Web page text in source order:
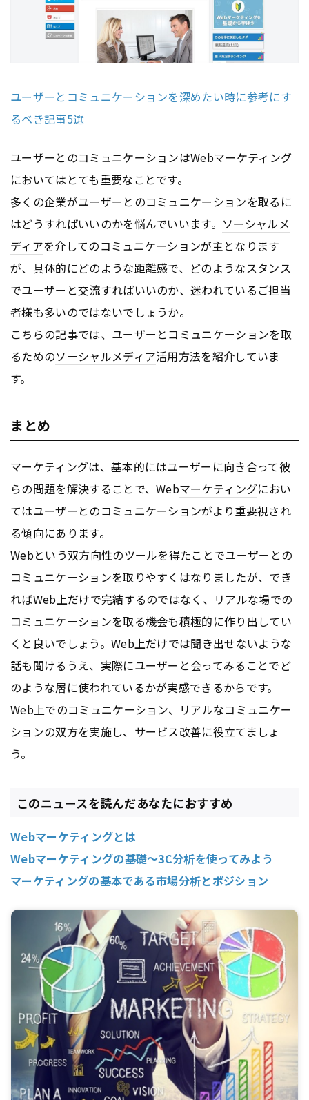
ユーザーとコミュニケーションを深めたい時に参考にす
るべき記事5選
ユーザーとのコミュニケーションはWebマーケティング
においてはとても重要なことです。
多くの企業がユーザーとのコミュニケーションを取るに
はどうすればいいのかを悩んでいいます。 ソーシャルメ
ディアを介してのコミュニケーションが主となります
が、具体的にどのような距離感で、どのようなスタンス
でユーザーと交流すればいいのか、迷われているご担当
者様も多いのではないでしょうか。
こちらの記事では、ユーザーとコミュニケーションを取
るためのソーシャルメディア活用方法を紹介していま
す。
まとめ
マーケティングは、基本的にはユーザーに向き合って彼
らの問題を解決することで、Webマーケティングにおい
てはユーザーとのコミュニケーションがより重要視され
る傾向にあります。
Webという双方向性のツールを得たことでユーザーとの
コミュニケーションを取りやすくはなりましたが、でき
ればWeb上だけで完結するのではなく、リアルな場での
コミュニケーションを取る機会も積極的に作り出してい
くと良いでしょう。Web上だけでは聞き出せないような
話も聞けるうえ、実際にユーザーと会ってみることでど
のような層に使われているかが実感できるからです。
Web上でのコミュニケーション、リアルなコミュニケー
ションの双方を実施し、サービス改善に役立てましょ
う。
このニュースを読んだあなたにおすすめ
Webマーケティングとは
Webマーケティングの基礎～3C分析を使ってみよう
マーケティングの基本である市場分析とポジション